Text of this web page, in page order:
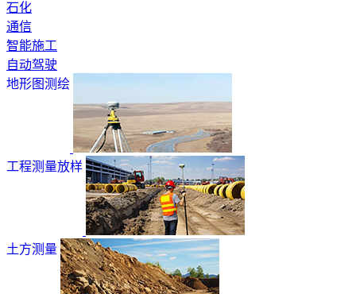
石化
通信
智能施工
自动驾驶
地形图测绘
工程测量放样
土方测量